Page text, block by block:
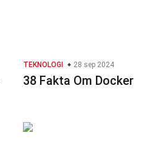
TEKNOLOGI 28 sep 2024
38 Fakta Om Docker